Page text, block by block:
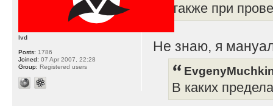
также при
Не знаю, я
В каких
lvd
Posts: 1786
Joined: 07 Apr 2007, 22:28
Group: Registered users